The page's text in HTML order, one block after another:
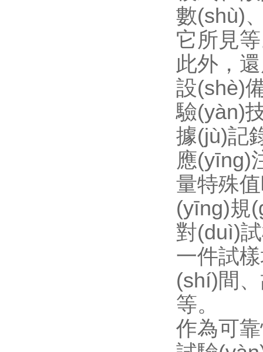
數
它所見等
此外
設(shè)備
驗(yàn)
據(jù)記
應(yīng)
量特殊值
(yīng)規
對(duì)
一件試
(shí)間、
等。
作為可靠